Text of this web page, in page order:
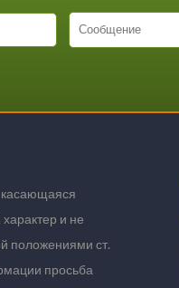
и не
положениями ст.
просьба